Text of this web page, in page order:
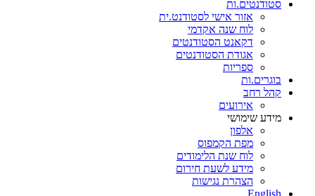
סטודנטים.ות
אזור אישי לסטודנט.ית
לוח שנה אקדמי
דקאנט הסטודנטים
אגודת הסטודנטים
ספריות
בוגרים.ות
קהל רחב
אירועים
מידע שימושי
אלפון
מפת הקמפוס
לוח שנת הלימודים
מידע לשעת חירום
הצהרת נגישות
English